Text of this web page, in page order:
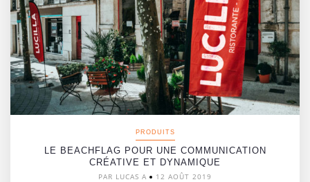
PRODUITS
LE BEACHFLAG POUR UNE COMMUNICATION
CRÉATIVE ET DYNAMIQUE
PAR LUCAS A 12 AOÛT 2019